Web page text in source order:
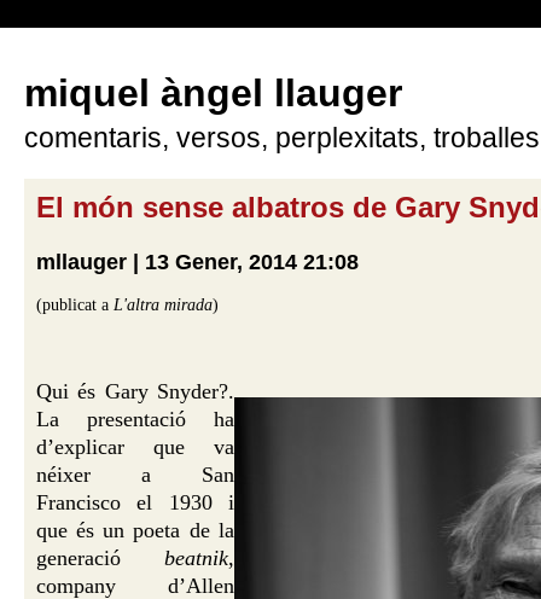
miquel àngel llauger
comentaris, versos, perplexitats, troballes
El món sense albatros de Gary
mllauger | 13 Gener, 2014 21:08
(publicat a L'altra mirada)
Qui és Gary Snyder?.
La presentació ha
d’explicar que va
néixer a San
Francisco el 1930 i
que és un poeta de la
generació beatnik,
company d’Allen